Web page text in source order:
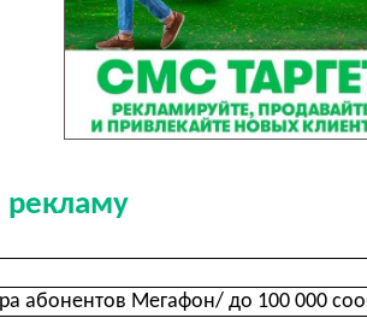
рекламу
абонентов Мегафон/ до 100 000